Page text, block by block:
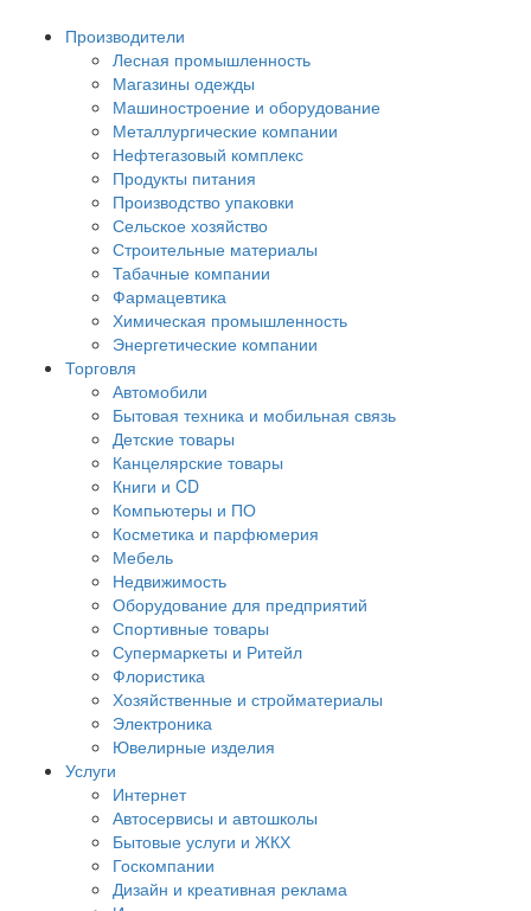
Производители
Лесная промышленность
Магазины одежды
Машиностроение и оборудование
Металлургические компании
Нефтегазовый комплекс
Продукты питания
Производство упаковки
Сельское хозяйство
Строительные материалы
Табачные компании
Фармацевтика
Химическая промышленность
Энергетические компании
Торговля
Автомобили
Бытовая техника и мобильная связь
Детские товары
Канцелярские товары
Книги и CD
Компьютеры и ПО
Косметика и парфюмерия
Мебель
Недвижимость
Оборудование для предприятий
Спортивные товары
Супермаркеты и Ритейл
Флористика
Хозяйственные и стройматериалы
Электроника
Ювелирные изделия
Услуги
Интернет
Автосервисы и автошколы
Бытовые услуги и ЖКХ
Госкомпании
Дизайн и креативная реклама